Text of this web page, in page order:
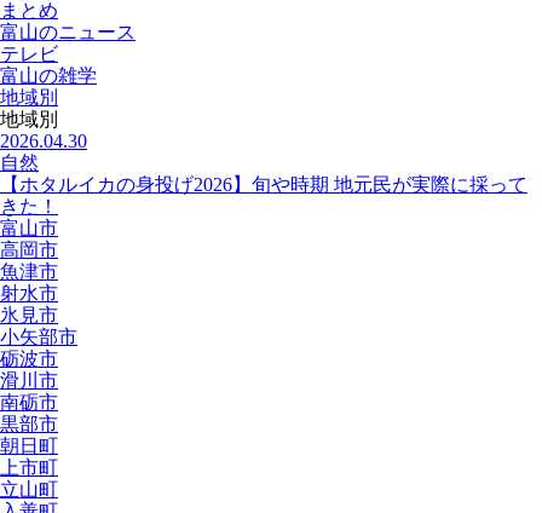
まとめ
富山のニュース
テレビ
富山の雑学
地域別
地域別
2026.04.30
自然
【ホタルイカの身投げ2026】旬や時期 地元民が実際に採って
きた！
富山市
高岡市
魚津市
射水市
氷見市
小矢部市
砺波市
滑川市
南砺市
黒部市
朝日町
上市町
立山町